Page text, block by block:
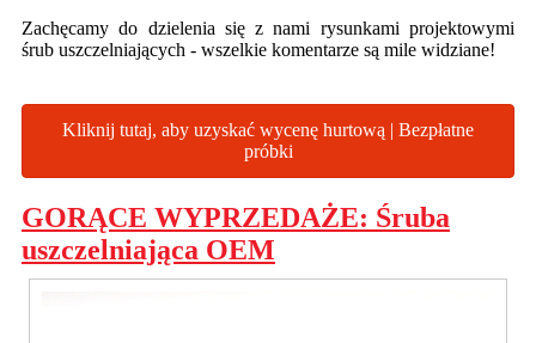
Zachęcamy do dzielenia się z nami rysunkami projektowymi
śrub uszczelniających - wszelkie komentarze są mile widziane!
Kliknij tutaj, aby uzyskać wycenę hurtową | Bezpłatne
próbki
GORĄCE WYPRZEDAŻE: Śruba
uszczelniająca OEM